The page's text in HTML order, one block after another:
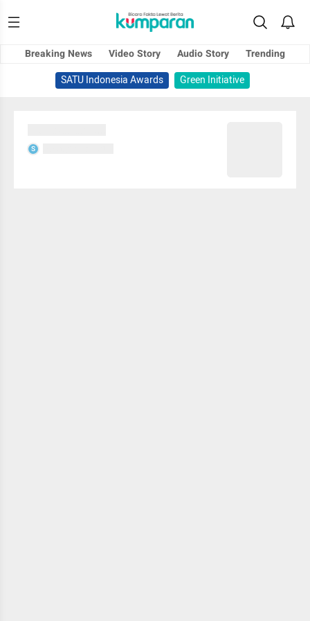
Breaking News Video Story Audio Story
Trending
SATU Indonesia Awards
Green Initiative
S